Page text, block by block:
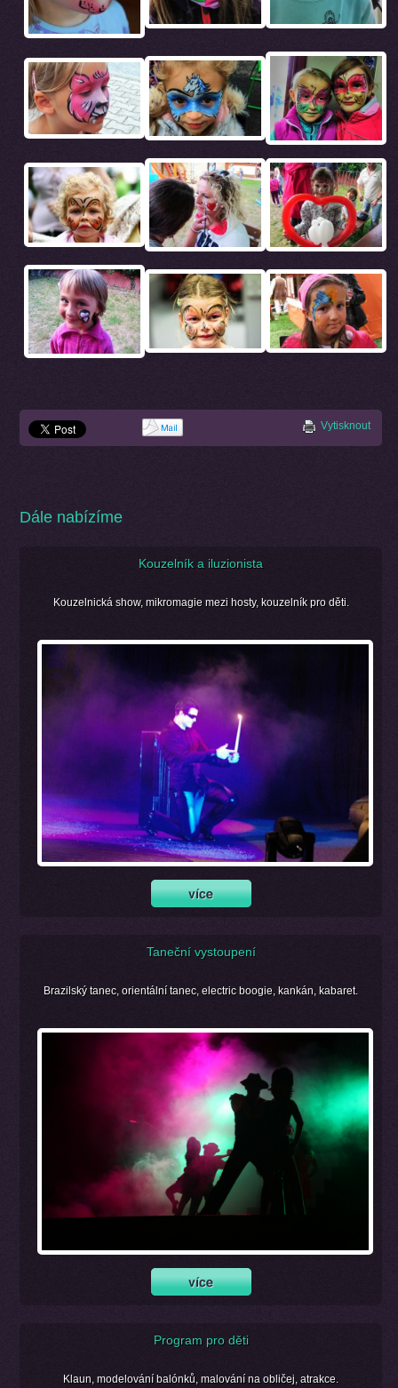
Vytisknout
Dále nabízíme
Kouzelník a iluzionista
Kouzelnická show, mikromagie mezi hosty, kouzelník pro děti.
Taneční vystoupení
Brazilský tanec, orientální tanec, electric boogie, kankán, kabaret.
Program pro děti
Klaun, modelování balónků, malování na obličej, atrakce.